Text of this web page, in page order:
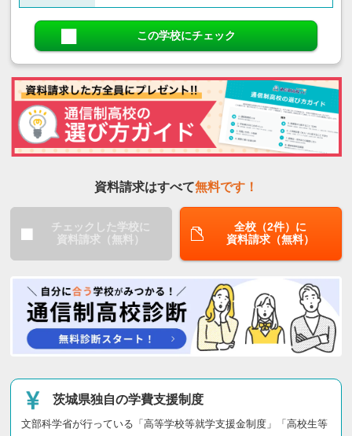
この学校にチェック
資料請求はすべて無料です！
チェックした学校に
資料請求（無料）
全校（2件）に
資料請求（無料）
茨城県独自の学費支援制度
文部科学省が行っている「高等学校等就学支援金制度」「高校生等